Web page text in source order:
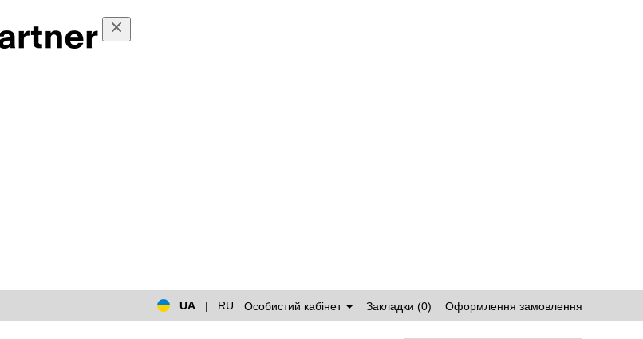
UA
| RU Особистий кабінет Закладки (0) Оформлення замовлення